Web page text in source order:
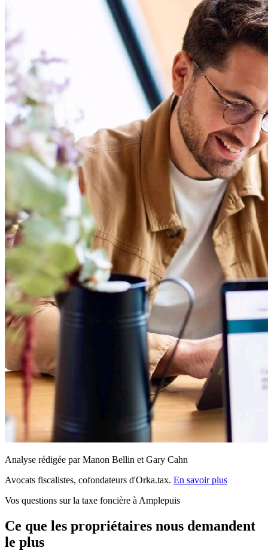
Analyse rédigée par Manon Bellin et Gary Cahn
Avocats fiscalistes, cofondateurs d'Orka.tax. En savoir plus
Vos questions sur la taxe foncière à Amplepuis
Ce que les propriétaires nous demandent
le plus